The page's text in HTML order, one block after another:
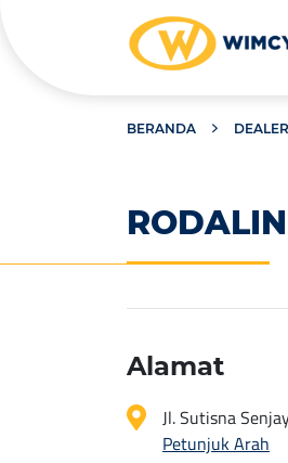
BERANDA DEALER
Alamat
Jl. Sutisna
Petunjuk Arah